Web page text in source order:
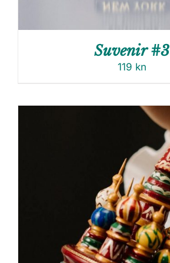
Suvenir #3
119 kn